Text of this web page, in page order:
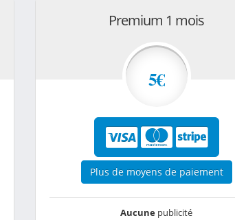
Premium 1 mois
5€
Plus de moyens de paiement
Aucune publicité